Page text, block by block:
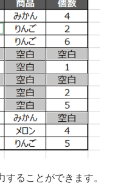
ることができます。